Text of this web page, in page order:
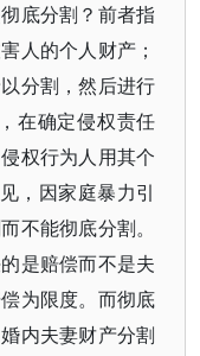
底分割？前者指
人的个人财产；
分割，然后进行
在确定侵权责任
权行为人用其个
，因家庭暴力引
不能彻底分割。
是赔偿而不是夫
为限度。而彻底
内夫妻财产分割